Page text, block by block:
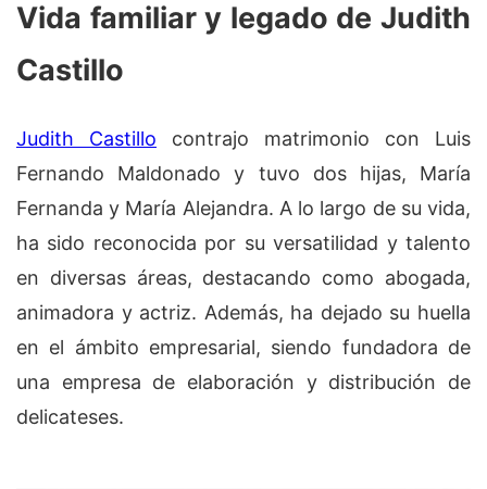
Vida familiar y legado de Judith
Castillo
Judith Castillo contrajo matrimonio con Luis
Fernando Maldonado y tuvo dos hijas, María
Fernanda y María Alejandra. A lo largo de su vida,
ha sido reconocida por su versatilidad y talento
en diversas áreas, destacando como abogada,
animadora y actriz. Además, ha dejado su huella
en el ámbito empresarial, siendo fundadora de
una empresa de elaboración y distribución de
delicateses.